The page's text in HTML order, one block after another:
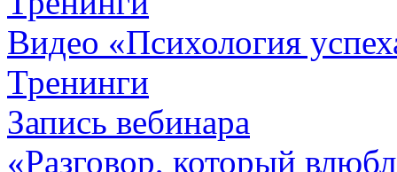
Видео «Психология
Тренинги
Запись вебинара
«Разговор, который